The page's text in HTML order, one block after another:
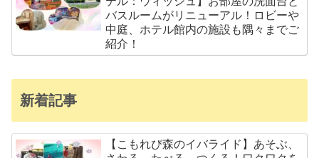
バスルームがリニューアル！ロビーや
中庭、ホテル館内の施設も隅々までご
紹介！
新着記事
【こもれび森のイバライド】あそぶ、